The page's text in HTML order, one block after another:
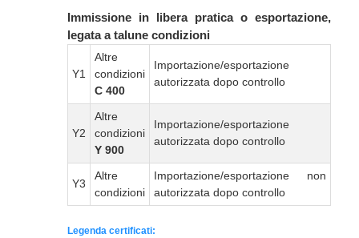
Immissione in libera pratica o esportazione,
legata a talune condizioni
Y1
Altre
condizioni
C 400
Importazione/esportazione
autorizzata dopo controllo
Y2
Altre
condizioni
Y 900
Importazione/esportazione
autorizzata dopo controllo
Y3
Altre
condizioni
Importazione/esportazione non
autorizzata dopo controllo
Legenda certificati: